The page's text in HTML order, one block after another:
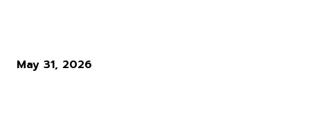
May 31, 2026